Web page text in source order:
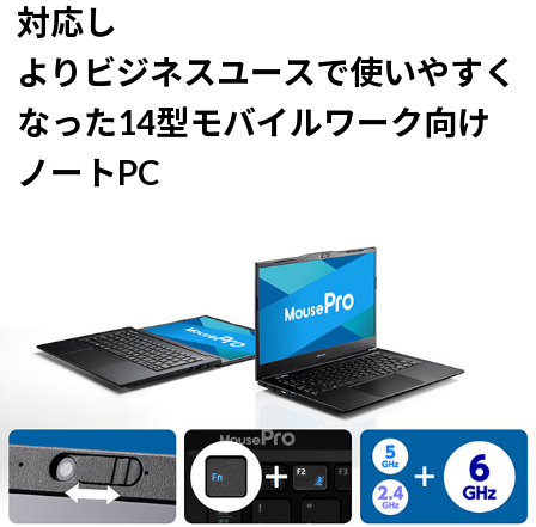
対応し
よりビジネスユースで使いやすく
なった14型モバイルワーク向け
ノートPC